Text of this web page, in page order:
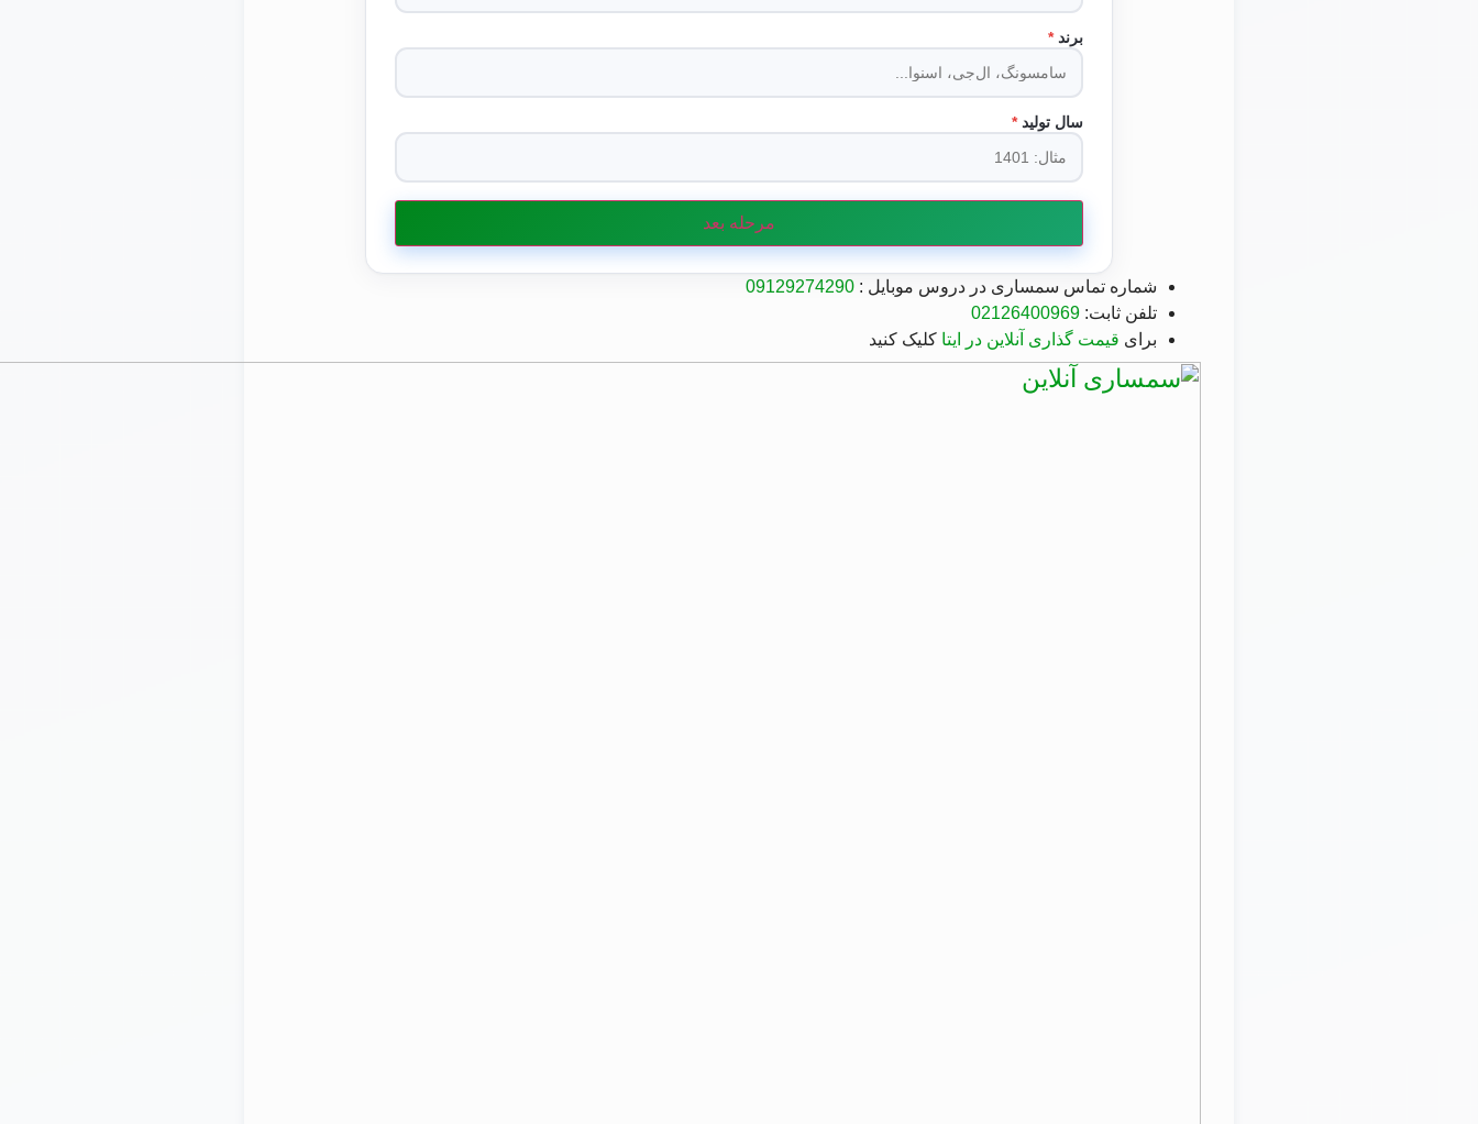
برند*
سال تولید*
مرحله بعد
شماره تماس سمساری در دروس موبایل : 09129274290
تلفن ثابت: 02126400969
برای قیمت گذاری آنلاین در ایتا کلیک کنید